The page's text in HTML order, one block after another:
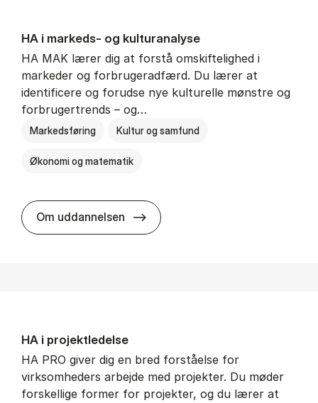
HA i mar­keds- og kul­tu­r­a­na­ly­se
HA MAK lærer dig at forstå omskiftelighed i
markeder og forbrugeradfærd. Du lærer at
identificere og forudse nye kulturelle mønstre og
forbrugertrends – og…
Markedsføring Kultur og samfund
Økonomi og matematik
Om uddannelsen HA i mar­keds- og kul­tu­r­a­na­ly­se
HA i pro­jekt­le­del­se
HA PRO giver dig en bred forståelse for
virksomheders arbejde med projekter. Du møder
forskellige former for projekter, og du lærer at